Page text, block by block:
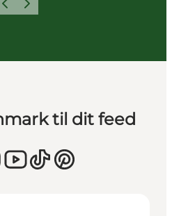
ForrigeNæste
til dit feed